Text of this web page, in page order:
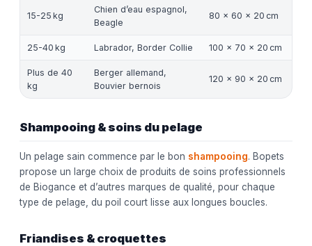
15-25 kg
Chien d’eau espagnol,
Beagle
80 × 60 × 20 cm
25-40 kg Labrador, Border Collie 100 × 70 × 20 cm
Plus de 40
kg
Berger allemand,
Bouvier bernois
120 × 90 × 20 cm
Shampooing & soins du pelage
Un pelage sain commence par le bon shampooing. Bopets
propose un large choix de produits de soins professionnels
de Biogance et d’autres marques de qualité, pour chaque
type de pelage, du poil court lisse aux longues boucles.
Friandises & croquettes